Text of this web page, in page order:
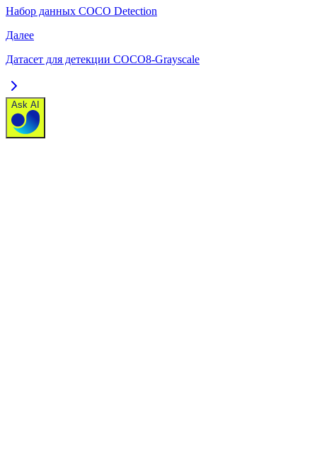
Набор данных COCO Detection
Далее
Датасет для детекции COCO8-Grayscale
Ask AI